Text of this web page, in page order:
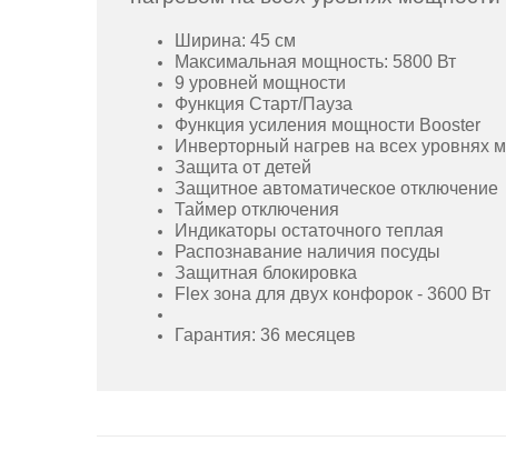
Ширина: 45 см
Максимальная мощность: 5800 Вт
9 уровней мощности
Функция Старт/Пауза
Функция усиления мощности Booster
Инверторный нагрев на всех уровнях
Защита от детей
Защитное автоматическое отключение
Таймер отключения
Индикаторы остаточного теплая
Распознавание наличия посуды
Защитная блокировка
Flex зона для двух конфорок - 3600 Вт
Гарантия: 36 месяцев